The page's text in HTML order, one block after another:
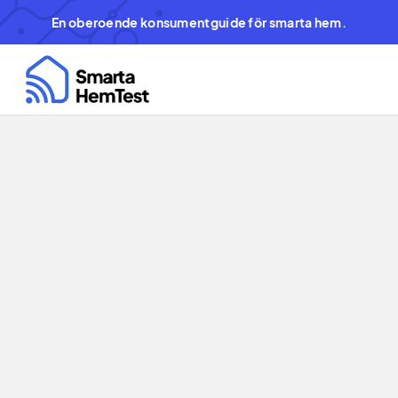
En oberoende konsumentguide för smarta hem.